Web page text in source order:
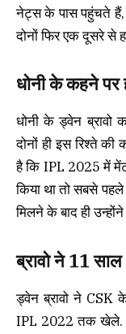
नेट्स के पास पहुंचते हैं,
दोनों फिर एक दूसरे से
धोनी के कहने पर
धोनी के ड्वेन ब्रावो
दोनों ही इस रिश्ते
है कि IPL 2025 में
किया था तो सबसे पहले
मिलने के बाद ही
ब्रावो ने 11
ड्वेन ब्रावो ने CSK
IPL 2022 तक खेले.